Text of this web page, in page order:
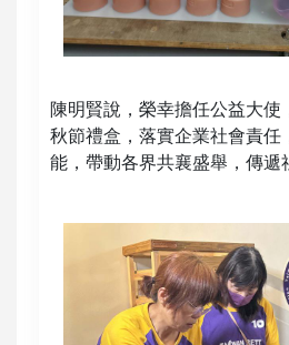
陳明賢說，榮幸擔任公益大
秋節禮盒，落實企業社會責任
能，帶動各界共襄盛舉，傳遞